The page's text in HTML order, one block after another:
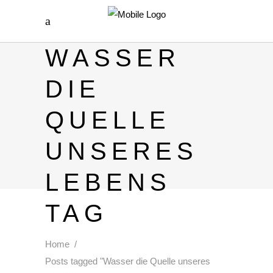
WASSER
DIE
QUELLE
UNSERES
LEBENS
TAG
Home /
Posts tagged "Wasser die Quelle unseres
UNSER WASSER WIRD IN